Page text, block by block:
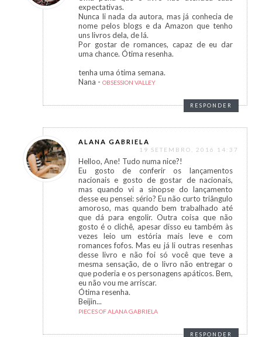
expectativas.
Nunca li nada da autora, mas já conhecia de
nome pelos blogs e da Amazon que tenho
uns livros dela, de lá.
Por gostar de romances, capaz de eu dar
uma chance. Ótima resenha.
tenha uma ótima semana.
Nana - OBSESSION VALLEY
RESPONDER
ALANA GABRIELA
19 SETEMBRO, 2016 14:37
Helloo, Ane! Tudo numa nice?!
Eu gosto de conferir os lançamentos
nacionais e gosto de gostar de nacionais,
mas quando vi a sinopse do lançamento
desse eu pensei: sério? Eu não curto triângulo
amoroso, mas quando bem trabalhado até
que dá para engolir. Outra coisa que não
gosto é o clichê, apesar disso eu também às
vezes leio um estória mais leve e com
romances fofos. Mas eu já li outras resenhas
desse livro e não foi só você que teve a
mesma sensação, de o livro não entregar o
que poderia e os personagens apáticos. Bem,
eu não vou me arriscar.
Ótima resenha.
Beijin...
PIECES OF ALANA GABRIELA
RESPONDER